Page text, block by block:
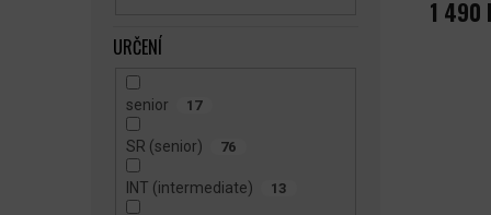
URČENÍ
senior 17
SR (senior) 76
INT (intermediate) 13
1 490